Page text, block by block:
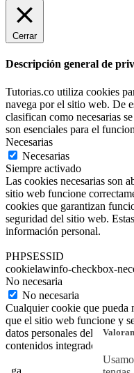
Cerrar
Descripción general de
Tutorias.co utiliza cookies
navega por el sitio web. De
clasifican como necesarias
son esenciales para el
Necesarias
Necesarias
Siempre activado
Las cookies necesarias son
sitio web funcione
cookies que garantizan
seguridad del sitio web.
información personal.
PHPSESSID
cookielawinfo-checkbox-
No necesaria
No necesaria
Cualquier cookie que pueda
que el sitio web funcione y
datos personales del usuario
contenidos integrados se
_ga